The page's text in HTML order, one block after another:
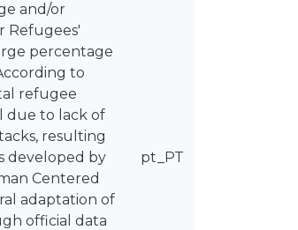
and/or
Refugees'
percentage
to
refugee
due to lack of
resulting
developed by
Centered
adaptation of
official data
pt_PT